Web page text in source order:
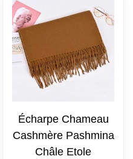
Écharpe Chameau
Cashmère Pashmina
Châle Etole